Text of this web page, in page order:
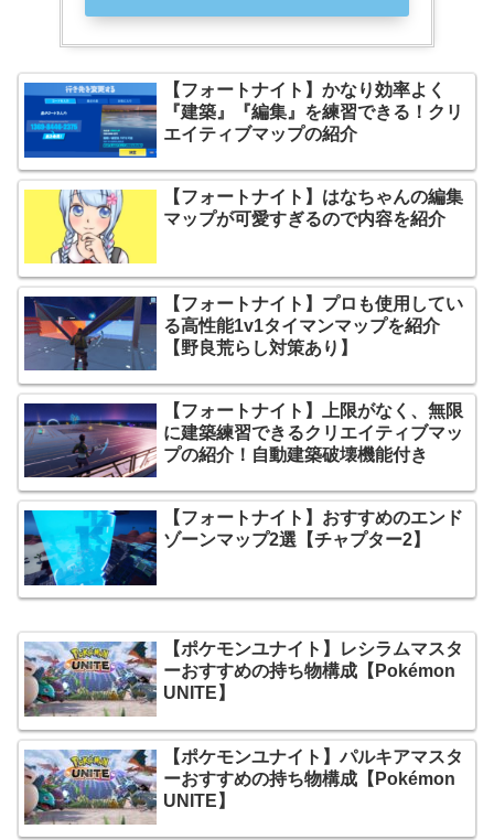
【フォートナイト】かなり効率よく
『建築』『編集』を練習できる！クリ
エイティブマップの紹介
【フォートナイト】はなちゃんの編集
マップが可愛すぎるので内容を紹介
【フォートナイト】プロも使用してい
る高性能1v1タイマンマップを紹介
【野良荒らし対策あり】
【フォートナイト】上限がなく、無限
に建築練習できるクリエイティブマッ
プの紹介！自動建築破壊機能付き
【フォートナイト】おすすめのエンド
ゾーンマップ2選【チャプター2】
【ポケモンユナイト】レシラムマスタ
ーおすすめの持ち物構成【Pokémon
UNITE】
【ポケモンユナイト】パルキアマスタ
ーおすすめの持ち物構成【Pokémon
UNITE】